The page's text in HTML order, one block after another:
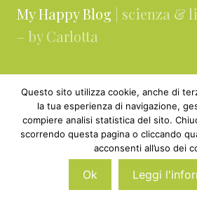
My Happy Blog | scienza &
– by Carlotta
About
Collaborazioni & Media Kit
Privacy & cookie policy
Questo sito utilizza cookie, anche di
la tua esperienza di navigazione,
compiere analisi statistica del sito.
scorrendo questa pagina o cliccando
acconsenti all’uso dei
Ok Leggi